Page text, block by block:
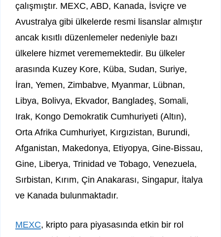
çalışmıştır. MEXC, ABD, Kanada, İsviçre ve
Avustralya gibi ülkelerde resmi lisanslar almıştır
ancak kısıtlı düzenlemeler nedeniyle bazı
ülkelere hizmet verememektedir. Bu ülkeler
arasında Kuzey Kore, Küba, Sudan, Suriye,
İran, Yemen, Zimbabve, Myanmar, Lübnan,
Libya, Bolivya, Ekvador, Bangladeş, Somali,
Irak, Kongo Demokratik Cumhuriyeti (Altın),
Orta Afrika Cumhuriyet, Kırgızistan, Burundi,
Afganistan, Makedonya, Etiyopya, Gine-Bissau,
Gine, Liberya, Trinidad ve Tobago, Venezuela,
Sırbistan, Kırım, Çin Anakarası, Singapur, İtalya
ve Kanada bulunmaktadır.
MEXC, kripto para piyasasında etkin bir rol